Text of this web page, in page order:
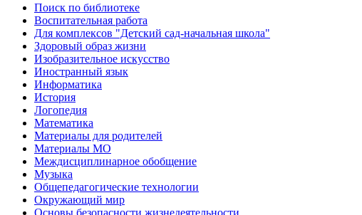
Поиск по библиотеке
Воспитательная работа
Для комплексов "Детский сад-начальная школа"
Здоровый образ жизни
Изобразительное искусство
Иностранный язык
Информатика
История
Логопедия
Математика
Материалы для родителей
Материалы МО
Междисциплинарное обобщение
Музыка
Общепедагогические технологии
Окружающий мир
Основы безопасности жизнедеятельности